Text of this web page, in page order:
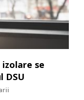
se
DSU